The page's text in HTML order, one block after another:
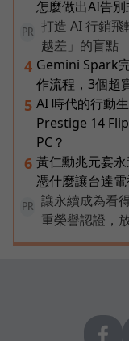
怎麼做出AI告
PR
打造 AI 行銷
越差」的盲點
4 Gemini Spark
作流程，3個超
5 AI 時代的行動
Prestige 14
PC？
6 黃仁勳兆元宴
憑什麼讓台達
PR
讓永續成為看
重榮譽認證，